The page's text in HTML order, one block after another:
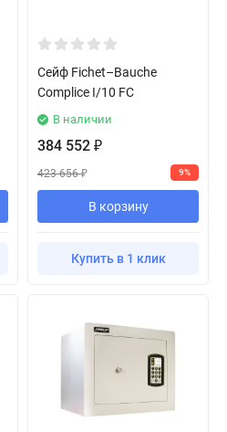
Сейф Fichet–Bauche
Complice I/10 FC
В наличии
384 552 ₽
423 656₽ 9%
В корзину
Купить в 1 клик